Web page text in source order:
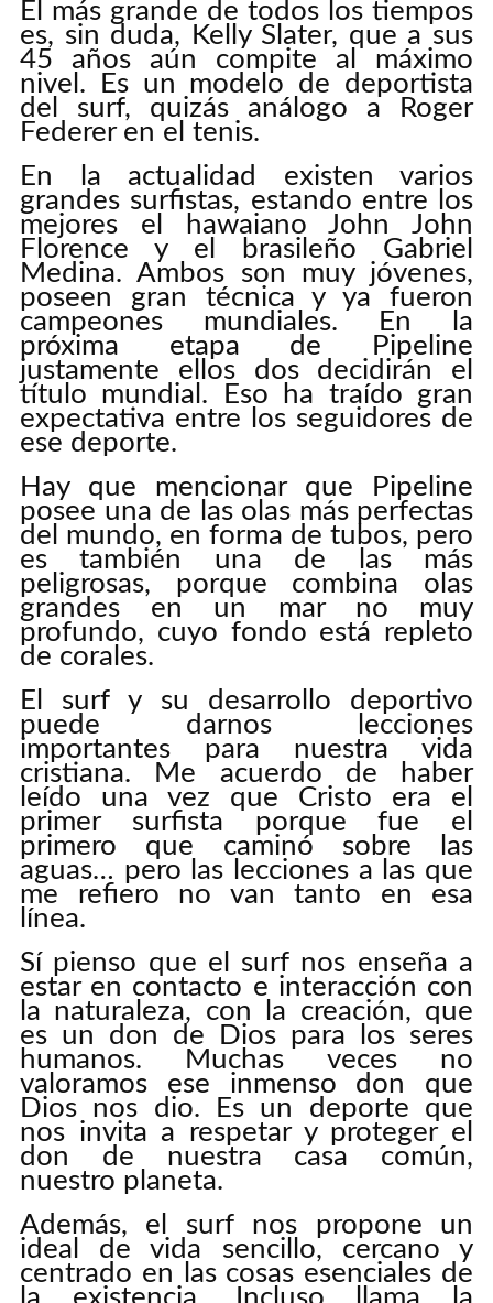
El más grande de todos los tiempos
es, sin duda, Kelly Slater, que a sus
45 años aún compite al máximo
nivel. Es un modelo de deportista
del surf, quizás análogo a Roger
Federer en el tenis.
En la actualidad existen varios
grandes surfistas, estando entre los
mejores el hawaiano John John
Florence y el brasileño Gabriel
Medina. Ambos son muy jóvenes,
poseen gran técnica y ya fueron
campeones mundiales. En la
próxima etapa de Pipeline
justamente ellos dos decidirán el
título mundial. Eso ha traído gran
expectativa entre los seguidores de
ese deporte.
Hay que mencionar que Pipeline
posee una de las olas más perfectas
del mundo, en forma de tubos, pero
es también una de las más
peligrosas, porque combina olas
grandes en un mar no muy
profundo, cuyo fondo está repleto
de corales.
El surf y su desarrollo deportivo
puede darnos lecciones
importantes para nuestra vida
cristiana. Me acuerdo de haber
leído una vez que Cristo era el
primer surfista porque fue el
primero que caminó sobre las
aguas… pero las lecciones a las que
me refiero no van tanto en esa
línea.
Sí pienso que el surf nos enseña a
estar en contacto e interacción con
la naturaleza, con la creación, que
es un don de Dios para los seres
humanos. Muchas veces no
valoramos ese inmenso don que
Dios nos dio. Es un deporte que
nos invita a respetar y proteger el
don de nuestra casa común,
nuestro planeta.
Además, el surf nos propone un
ideal de vida sencillo, cercano y
centrado en las cosas esenciales de